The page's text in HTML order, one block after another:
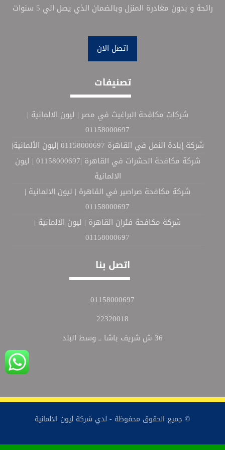
رائحة و بدون مغادرة المنزل وبالضمان الذي يصل الي 5 سنوات
اتصل الان
تصنيفات
شركات مكافحة البراغيث في مصر | ليون الالمانية |
01158000697
شركة إبادة النمل في القاهرة 01158000697 |ليون الألمانية|
شركة مكافحة الحشرات في القاهرة |01158000697 | ليون
الالمانية
شركة مكافحة صراصير في القاهرة | ليون الالمانية |
01158000697
شركة مكافحة فئران القاهرة | ليون الالمانية |
01158000697
اتصل بنا
01158000697
22320018
36 ش شريف باشا ــ وسط البلد
© جميع الحقوق محفوظة - لدي شركة ليون الالمانية